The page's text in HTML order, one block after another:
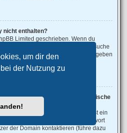
um dir den
der Nutzung zu
nicht enthalten?
Limited geschrieben. Wenn du
werden sollte, dann besuche
für bestehende Vorschläge abgeben
kannst.
falls es Beschwerden oder juristische
gibt?
„Das Team“-Seite aufgeführt ist, ist ein
Wenn du so keine Antwort
der Domain kontaktieren (führe dazu